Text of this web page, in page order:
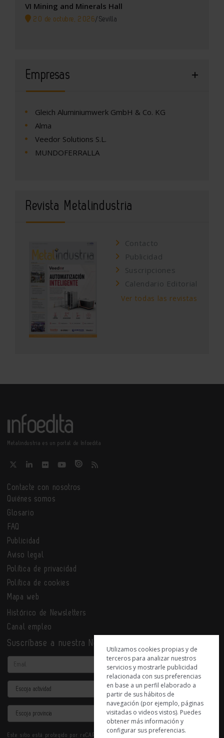
VI Mining and Minerals Hall
20 de octubre, 2026/ Sevilla
Empresas
Gleich Aluminiumwerk GmbH & Co. KG
Alma
Veedor Solutions S.L.
MUNDOFERRALLA
Revista Metalindustria
Contacto
Publicidad
Suscripciones
Calendario Editorial
Ver todas las revistas
Metalindustria es un portal de Infoedita
Contacte con nosotros
Quiénes somos
Glosario
FAQ
Publicidad
Aviso legal
Política de privacidad
Política de cookies
Mapa web
Histórico de Newsletters
Canal empleo
Suscríbase a nuestra Newsletter
Email
Actividad
Provincia
Este sitio está protegido por reCAPTCHA y se aplican la
Utilizamos cookies propias y de
terceros para analizar nuestros
servicios y mostrarle publicidad
relacionada con sus preferencias
en base a un perfil elaborado a
partir de sus hábitos de
navegación (por ejemplo, páginas
visitadas o videos vistos). Puedes
obtener más información y
configurar sus preferencias.